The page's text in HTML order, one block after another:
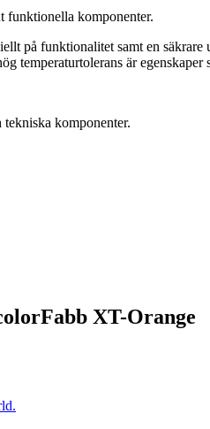
funktionella komponenter.
på funktionalitet samt en säkrare
temperaturtolerans är
komponenter.
XT-Orange